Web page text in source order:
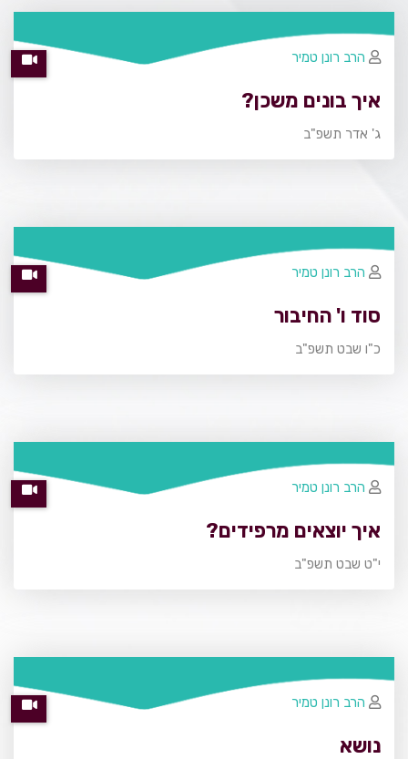
איך בונים משכן?
ג' אדר תשפ"ב
הרב רונן טמיר
סוד ו' החיבור
כ"ו שבט תשפ"ב
הרב רונן טמיר
איך יוצאים מרפידים?
י"ט שבט תשפ"ב
הרב רונן טמיר
נושא
הרב רונן טמיר